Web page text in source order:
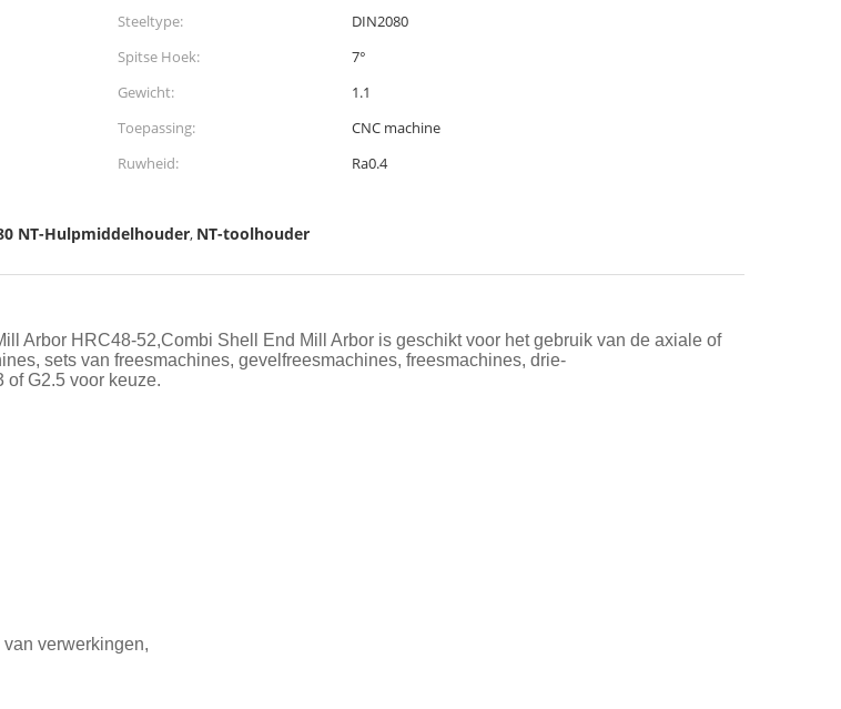
Steeltype:
DIN2080
Spitse Hoek:
7°
Gewicht:
1.1
Toepassing:
CNC machine
Ruwheid:
Ra0.4
NT-Hulpmiddelhouder, NT-toolhouder
Arbor HRC48-52,Combi Shell End Mill Arbor is geschikt voor het gebruik van de axiale of
sets van freesmachines, gevelfreesmachines, freesmachines, drie-
G2.5 voor keuze.
verwerkingen,